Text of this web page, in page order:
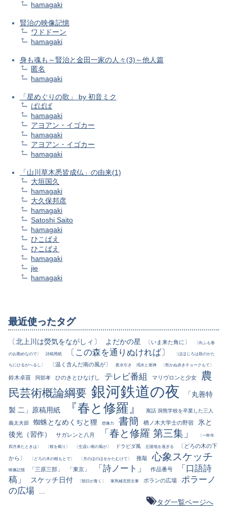
hamagaki
賢治の映像記憶
ワドドーン
hamagaki
身も魂も～賢治と金田一家の人々(3)～他人篇
匿名
hamagaki
「星めぐりの歌」 by 初音ミク
ばばば
hamagaki
アヨアン・イゴカー
hamagaki
アヨアン・イゴカー
hamagaki
「山川草木悉皆成仏」の由来(1)
大垣国久
hamagaki
大久保邦彦
hamagaki
Satoshi Saito
hamagaki
ひこばえ
ひこばえ
hamagaki
jie
hamagaki
最近使ったタグ
〔北上川は熒気をながしィ〕 よだかの星 〔いま来た角に〕 〔向ふも春
のお勤めなので〕 詩稿用紙 〔この森を通りぬければ〕 〔ほほじろは鼓のかた
ちにひるがへるし〕 〔温く含んだ南の風が〕 夜水引き 渇水と座禅 〔乾かぬ赤きチョークもて〕
鈴木卓苗 阿部孝 ひのきとひなげし テレビ番組 マリヴロンと少女
農
民芸術概論綱要 銀河鉄道の夜
「丸善特
製 二」原稿用紙
『春と修羅』 寓話 洞熊学校を卒業した三人
義太夫節 蜘蛛となめくぢと狸 想像力 書簡 楢ノ木大学士の野宿
氷と
後光（習作）
サガレンと八月 「春と修羅 第三集」 〔一昨年
四月来たときは〕 〔根を截り〕 〔生温い南の風が〕 ドラビダ風 丘陵地を過ぎる
〔どろの木の下
から〕
〔どろの木の根もとで〕 〔月のほのほをかたむけて〕 推敲 心象スケッチ
映像記憶 「三原三部」 「東京」 「詩ノート」 作品番号
「口語詩
稿」
スケッチ日付 〔朝日が青く〕 軍馬補充部主事 ポランの広場
ポラーノ
の広場
...
タグ一覧ページへ